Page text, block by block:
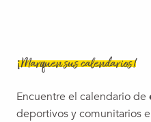
¡Marquen sus calendarios!
Encuentre el calendario de
deportivos y comunitarios